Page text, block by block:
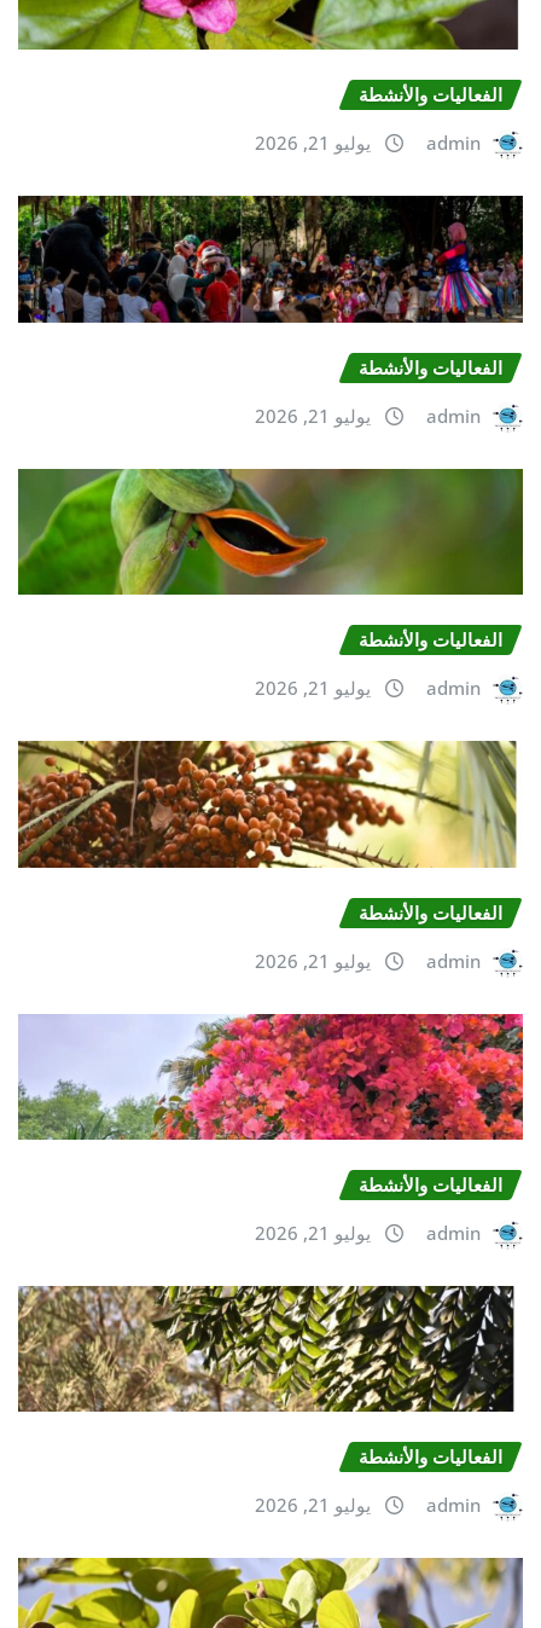
الفعالیات والأنشطة
admin
يوليو 21, 2026
الفعالیات والأنشطة
admin
يوليو 21, 2026
الفعالیات والأنشطة
admin
يوليو 21, 2026
الفعالیات والأنشطة
admin
يوليو 21, 2026
الفعالیات والأنشطة
admin
يوليو 21, 2026
الفعالیات والأنشطة
admin
يوليو 21, 2026